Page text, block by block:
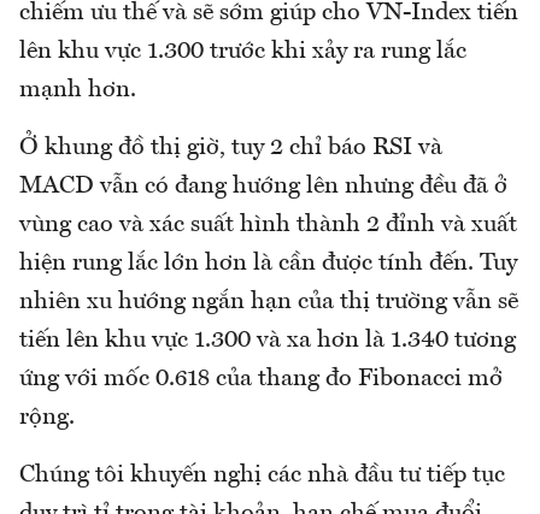
chiếm ưu thế và sẽ sớm giúp cho VN-Index tiến
lên khu vực 1.300 trước khi xảy ra rung lắc
mạnh hơn.
Ở khung đồ thị giờ, tuy 2 chỉ báo RSI và
MACD vẫn có đang hướng lên nhưng đều đã ở
vùng cao và xác suất hình thành 2 đỉnh và xuất
hiện rung lắc lớn hơn là cần được tính đến. Tuy
nhiên xu hướng ngắn hạn của thị trường vẫn sẽ
tiến lên khu vực 1.300 và xa hơn là 1.340 tương
ứng với mốc 0.618 của thang đo Fibonacci mở
rộng.
Chúng tôi khuyến nghị các nhà đầu tư tiếp tục